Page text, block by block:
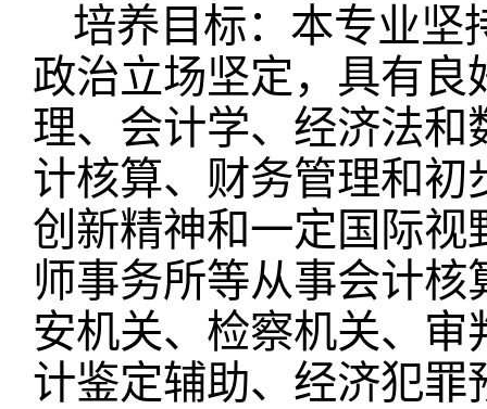
培养目标：本专业坚
政治立场坚定，具有
理、会计学、经济法
计核算、财务管理和
创新精神和一定国际
师事务所等从事会计
安机关、检察机关、
计鉴定辅助、经济犯